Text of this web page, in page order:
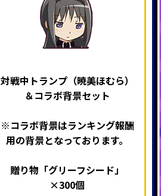
対戦中トランプ（暁美ほむら）
＆コラボ背景セット
※コラボ背景はランキング報酬
用の背景となっております。
贈り物「グリーフシード」
×300個